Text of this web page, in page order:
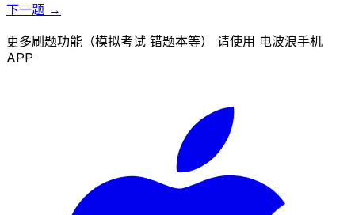
下一题 →
更多刷题功能（模拟考试 错题本等） 请使用 电波浪手机
APP